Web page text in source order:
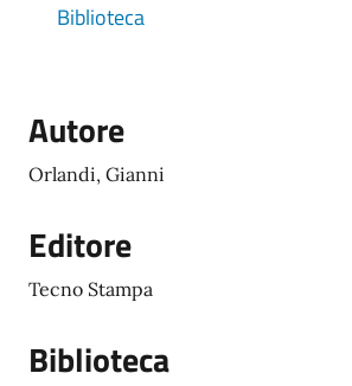
Biblioteca
Autore
Orlandi, Gianni
Editore
Tecno Stampa
Biblioteca